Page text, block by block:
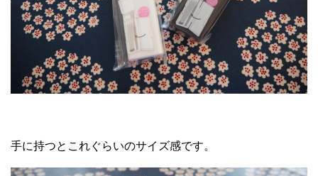
手に持つとこれぐらいのサイズ感です。